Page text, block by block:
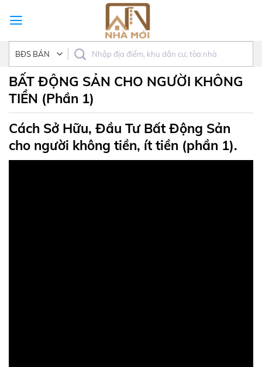
BẤT ĐỘNG SẢN CHO NGƯỜI KHÔNG
TIỀN (Phần 1)
Cách Sở Hữu, Đầu Tư Bất Động Sản
cho người không tiền, ít tiền (phần 1).